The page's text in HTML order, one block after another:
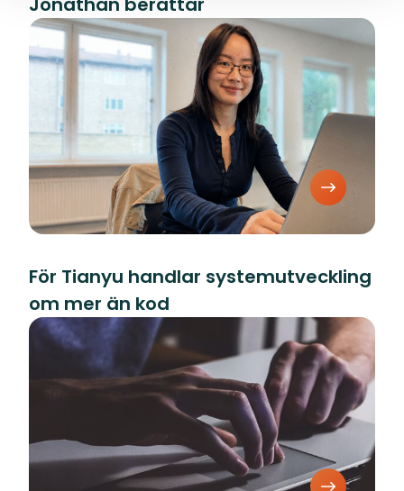
För Tianyu handlar systemutveckling
om mer än kod